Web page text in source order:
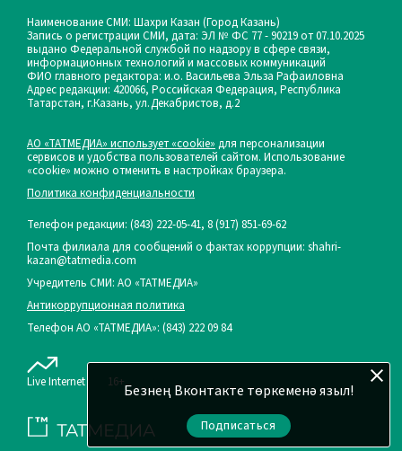
Безнең Вконтакте төркеменә языл!
Подписаться
Наименование СМИ: Шахри Казан (Город Казань)
Запись о регистрации СМИ, дата: ЭЛ № ФС 77 - 90219 от 07.10.2025
выдано Федеральной службой по надзору в сфере связи,
информационных технологий и массовых коммуникаций
ФИО главного редактора: и.о. Васильева Эльза Рафаиловна
Адрес редакции: 420066, Российская Федерация, Республика
Татарстан, г.Казань, ул.Декабристов, д.2
АО «ТАТМЕДИА» использует «cookie» для персонализации
сервисов и удобства пользователей сайтом. Использование
«cookie» можно отменить в настройках браузера.
Политика конфиденциальности
Телефон редакции: (843) 222-05-41, 8 (917) 851-69-62
Почта филиала для сообщений о фактах коррупции: shahri-
kazan@tatmedia.com
Учредитель СМИ: АО «ТАТМЕДИА»
Антикоррупционная политика
Телефон АО «ТАТМЕДИА»: (843) 222 09 84
Live Internet 16+